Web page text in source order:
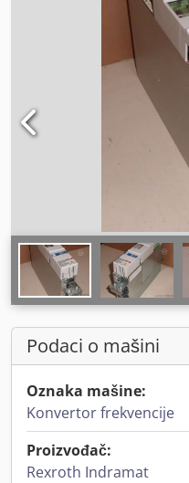
Podaci o mašini
Oznaka mašine:
Konvertor frekvencije
Proizvođač:
Rexroth Indramat